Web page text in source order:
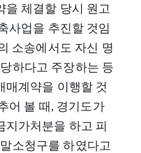
을 체결할 당시 원고
사업을 추진할 것임
소송에서도 자신 명
하다고 주장하는 등
매계약을 이행할 것
어 볼 때, 경기도가
지가처분을 하고 피
소청구를 하였다고